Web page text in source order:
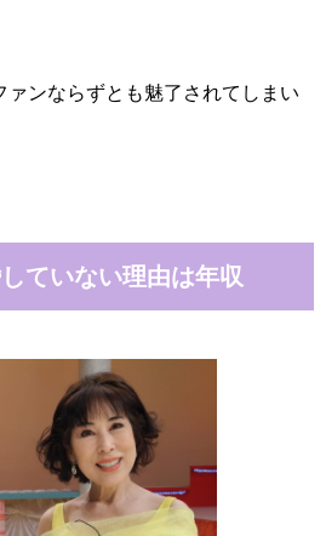
ァンならずとも魅了されてしまい
ていない理由は年収